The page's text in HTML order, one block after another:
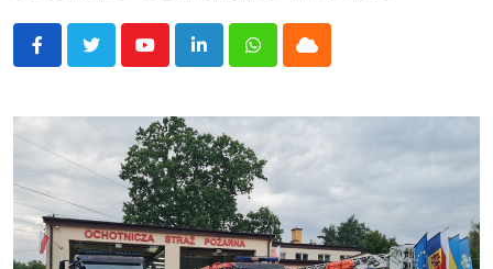
YoutubeLinkedInWhatsappCloud